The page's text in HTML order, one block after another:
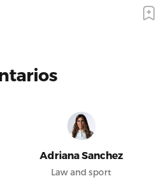
Adriana Sanchez
Law and sport